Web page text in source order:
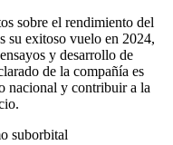
sobre el rendimiento del
su exitoso vuelo en 2024,
y desarrollo de
de la compañía es
nacional y contribuir a la
suborbital